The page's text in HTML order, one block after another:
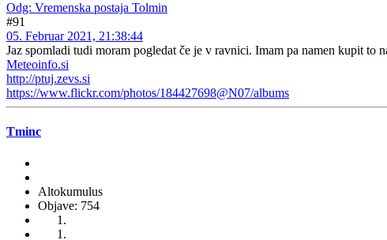
Odg: Vremenska postaja Tolmin
#91
05. Februar 2021, 21:38:44
Jaz spomladi tudi moram pogledat če je v ravnici. Imam pa namen kupit to
Meteoinfo.si
http://ptuj.zevs.si
https://www.flickr.com/photos/184427698@N07/albums
Tminc
Altokumulus
Objave: 754